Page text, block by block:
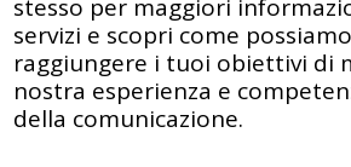
stesso per maggiori
servizi e scopri come
raggiungere i tuoi obiettivi di
nostra esperienza e
della comunicazione.